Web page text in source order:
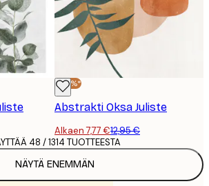
-40%*
Abstrakti Oksa Juliste
Alkaen 7,77 €12,95 €
NÄYTÄ ENEMMÄN
48 / 1314 TUOTTEESTA